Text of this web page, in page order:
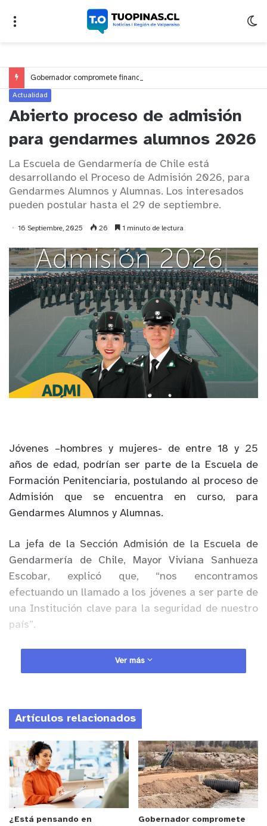
Actualidad
Abierto proceso de admisión
para gendarmes alumnos 2026
La Escuela de Gendarmería de Chile está
desarrollando el Proceso de Admisión 2026, para
Gendarmes Alumnos y Alumnas. Los interesados
pueden postular hasta el 29 de septiembre.
16 Septiembre, 2025 26 1 minuto de lectura
Jóvenes –hombres y mujeres- de entre 18 y 25
años de edad, podrían ser parte de la Escuela de
Formación Penitenciaria, postulando al proceso de
Admisión que se encuentra en curso, para
Gendarmes Alumnos y Alumnas.
La jefa de la Sección Admisión de la Escuela de
Gendarmería de Chile, Mayor Viviana Sanhueza
Escobar, explicó que, “nos encontramos
efectuando un llamado a los jóvenes a ser parte de
una Institución clave para la seguridad de nuestro
país”.
Anuncio Patrocinado
“En esta etapa inicial, deberán remitir la
nacimiento, de antecedentes personales, de
estado de soltería, de situación militar al día,
concentración de notas, entre otros. La inscripción
se realiza mediante registro en línea desde el sitio
oficial, con la verificación de identidad digital de
Clave Única”, señaló.
Dentro de los requisitos para postular se
Ver más
Artículos relacionados
¿Está pensando en
Gobernador compromete